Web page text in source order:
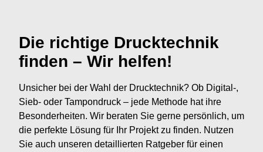
Die richtige Drucktechnik
finden – Wir helfen!
Unsicher bei der Wahl der Drucktechnik? Ob Digital-,
Sieb- oder Tampondruck – jede Methode hat ihre
Besonderheiten. Wir beraten Sie gerne persönlich, um
die perfekte Lösung für Ihr Projekt zu finden. Nutzen
Sie auch unseren detaillierten Ratgeber für einen